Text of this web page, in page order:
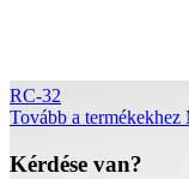
RC-32
Tovább a termékekhez
Kérdése van?